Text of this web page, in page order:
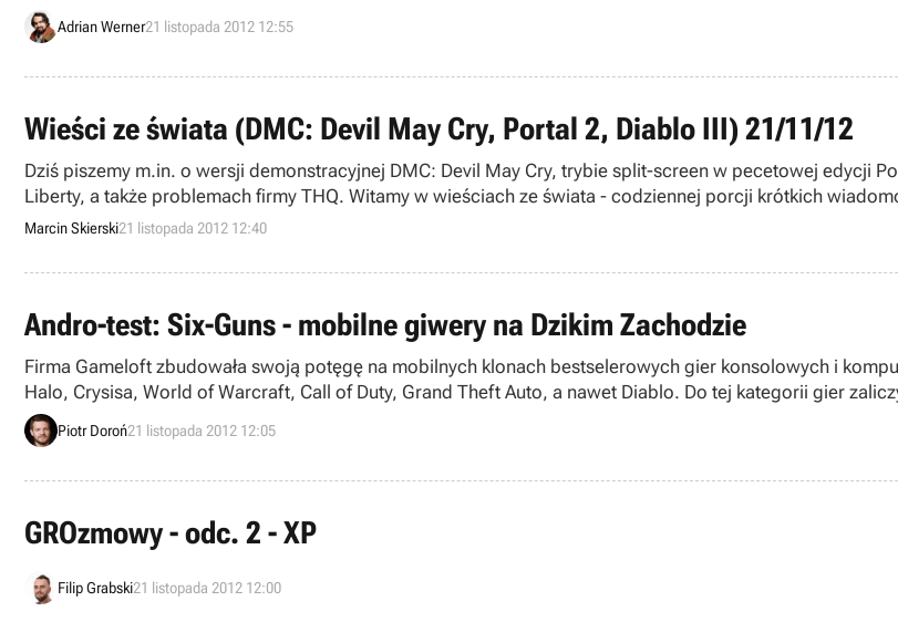
Adrian Werner21 listopada 2012 12:55
Wieści ze świata (DMC: Devil May Cry, Portal 2, Diablo III) 21/11/12
Dziś piszemy m.in. o wersji demonstracyjnej DMC: Devil May Cry, trybie split-screen w pecetowej edycji
Liberty, a także problemach firmy THQ. Witamy w wieściach ze świata - codziennej porcji krótkich
Marcin Skierski21 listopada 2012 12:40
Andro-test: Six-Guns - mobilne giwery na Dzikim Zachodzie
Firma Gameloft zbudowała swoją potęgę na mobilnych klonach bestselerowych gier konsolowych i
Halo, Crysisa, World of Warcraft, Call of Duty, Grand Theft Auto, a nawet Diablo. Do tej kategorii gier
inspirowali się przede wszystkim rewelacyjnym pod każdym względem Red Dead Redemption autorstwa
sytuacjach, uczeń nie przerósł mistrza – śmiem nawet twierdzić, że nie dorósł mu nawet do pięt.
Piotr Doroń21 listopada 2012 12:05
GROzmowy - odc. 2 - XP
Filip Grabski21 listopada 2012 12:00